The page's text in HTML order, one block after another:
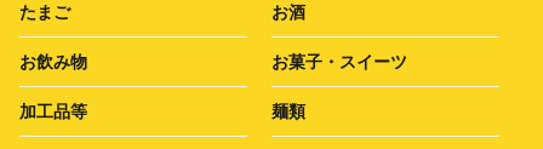
たまご お酒
お飲み物 お菓子・スイーツ
加工品等 麺類